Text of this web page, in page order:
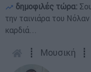
δημοφιλές τώρα:
την ταινιάρα του
καρδιά...
┋ Μουσική ┋